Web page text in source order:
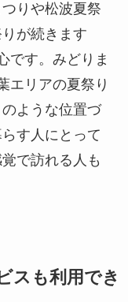
りや松波夏祭
が続きます
です。みどりま
エリアの夏祭り
ような位置づ
す人にとって
で訪れる人も
スも利用でき